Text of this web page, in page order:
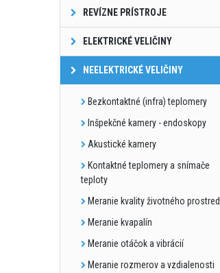
REVÍZNE PRÍSTROJE
ELEKTRICKÉ VELIČINY
NEELEKTRICKÉ VELIČINY
Bezkontaktné (infra) teplomery
Inšpekčné kamery - endoskopy
Akustické kamery
Kontaktné teplomery a snímače
teploty
Meranie kvality životného
Meranie kvapalín
Meranie otáčok a vibrácií
Meranie rozmerov a vzdialenosti